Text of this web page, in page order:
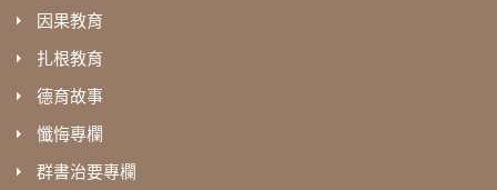
因果教育
扎根教育
德育故事
懺悔專欄
群書治要專欄